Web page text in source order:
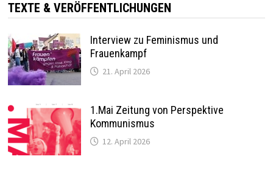
TEXTE & VERÖFFENTLICHUNGEN
Interview zu Feminismus und
Frauenkampf
21. April 2026
1.Mai Zeitung von Perspektive
Kommunismus
12. April 2026